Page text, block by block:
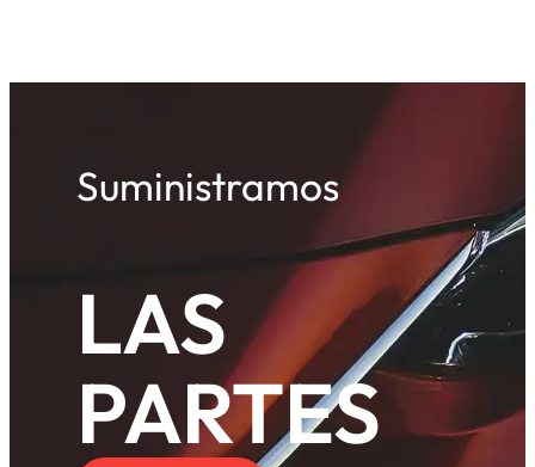
Suministramos
LAS
PARTES